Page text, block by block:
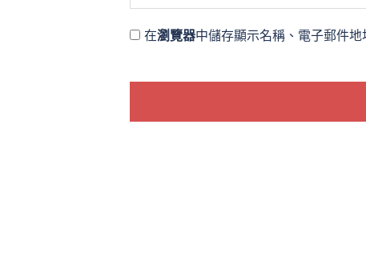
在瀏覽器中儲存顯示名稱、電子郵件